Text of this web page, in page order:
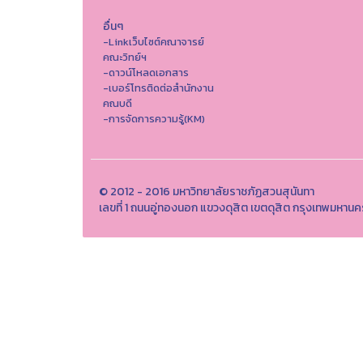
อื่นๆ
-Linkเว็บไซต์คณาจารย์
คณะวิทย์ฯ
-ดาวน์โหลดเอกสาร
-เบอร์โทรติดต่อสำนักงาน
คณบดี
-การจัดการความรู้(KM)
© 2012 - 2016 มหาวิทยาลัยราชภัฏสวนสุนันทา
เลขที่ 1 ถนนอู่ทองนอก แขวงดุสิต เขตดุสิต กรุงเทพมหาน